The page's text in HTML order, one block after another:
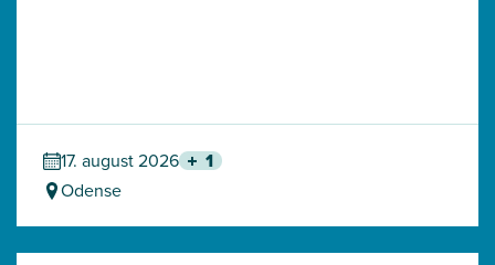
17. august 2026 1
Odense